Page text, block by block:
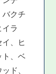
バクチ
イラ
、ヒ
ト、ベ
ド、